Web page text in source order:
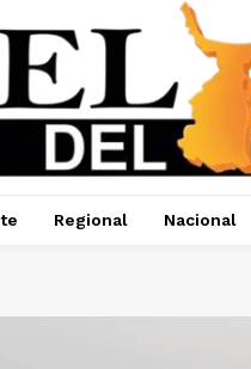
Regional Nacional